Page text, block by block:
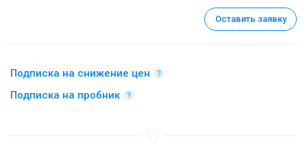
Оставить заявку
Подписка на снижение цен
Подписка на пробник